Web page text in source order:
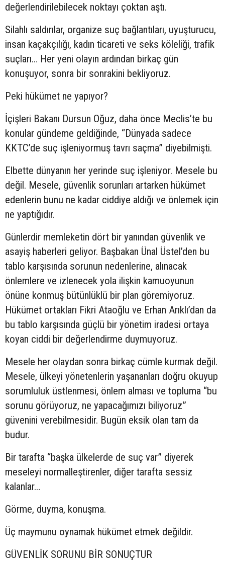
değerlendirilebilecek noktayı çoktan aştı.
Silahlı saldırılar, organize suç bağlantıları, uyuşturucu,
insan kaçakçılığı, kadın ticareti ve seks köleliği, trafik
suçları… Her yeni olayın ardından birkaç gün
konuşuyor, sonra bir sonrakini bekliyoruz.
Peki hükümet ne yapıyor?
İçişleri Bakanı Dursun Oğuz, daha önce Meclis’te bu
konular gündeme geldiğinde, “Dünyada sadece
KKTC’de suç işleniyormuş tavrı saçma” diyebilmişti.
Elbette dünyanın her yerinde suç işleniyor. Mesele bu
değil. Mesele, güvenlik sorunları artarken hükümet
edenlerin bunu ne kadar ciddiye aldığı ve önlemek için
ne yaptığıdır.
Günlerdir memleketin dört bir yanından güvenlik ve
asayiş haberleri geliyor. Başbakan Ünal Üstel’den bu
tablo karşısında sorunun nedenlerine, alınacak
önlemlere ve izlenecek yola ilişkin kamuoyunun
önüne konmuş bütünlüklü bir plan göremiyoruz.
Hükümet ortakları Fikri Ataoğlu ve Erhan Arıklı’dan da
bu tablo karşısında güçlü bir yönetim iradesi ortaya
koyan ciddi bir değerlendirme duymuyoruz.
Mesele her olaydan sonra birkaç cümle kurmak değil.
Mesele, ülkeyi yönetenlerin yaşananları doğru okuyup
sorumluluk üstlenmesi, önlem alması ve topluma “bu
sorunu görüyoruz, ne yapacağımızı biliyoruz”
güvenini verebilmesidir. Bugün eksik olan tam da
budur.
Bir tarafta “başka ülkelerde de suç var” diyerek
meseleyi normalleştirenler, diğer tarafta sessiz
kalanlar…
Görme, duyma, konuşma.
Üç maymunu oynamak hükümet etmek değildir.
GÜVENLİK SORUNU BİR SONUÇTUR